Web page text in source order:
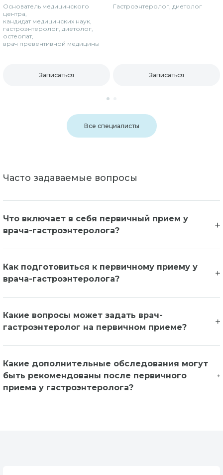
Записаться
Основатель медицинского
центра,
кандидат медицинских наук,
гастроэнтеролог, диетолог,
остеопат,
врач превентивной медицины
Записаться
Гастроэнтеролог, диетолог
Все специалисты
Часто задаваемые вопросы
Что включает в себя первичный прием у
врача-гастроэнтеролога?
Как подготовиться к первичному приему у
врача-гастроэнтеролога?
Какие вопросы может задать врач-
гастроэнтеролог на первичном приеме?
Какие дополнительные обследования могут
быть рекомендованы после первичного
приема у гастроэнтеролога?